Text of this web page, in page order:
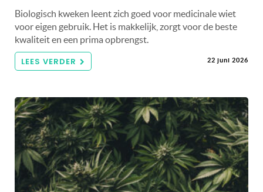
Biologisch kweken leent zich goed voor medicinale wiet
voor eigen gebruik. Het is makkelijk, zorgt voor de beste
kwaliteit en een prima opbrengst.
LEES VERDER 22 juni 2026